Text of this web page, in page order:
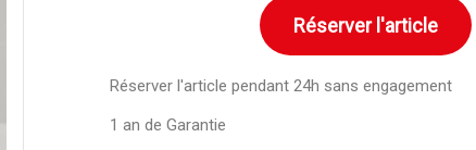
Réserver l'article
Réserver l'article pendant 24h sans engagement
1 an de Garantie